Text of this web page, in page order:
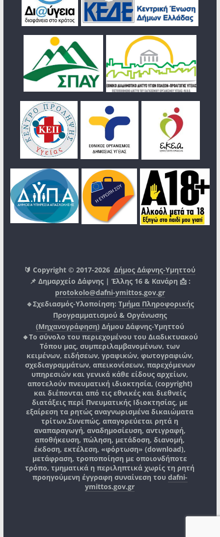
🔰 Copyright © 2017-2026Δήμος Δάφνης-Υμηττού
📌 Δημαρχείο Δάφνης | Έλλης 16 & Κανάρη 📩 :
protokolo@dafni-ymittos.gov.gr
🔹Σχεδιασμός-Υλοποίηση: Τμήμα Πληροφορικής
Προγραμματισμού & Οργάνωσης
(Μηχανογράφηση) Δήμου Δάφνης-Υμηττού
🔸Το σύνολο του περιεχομένου του Διαδικτυακού
Τόπου μας, συμπεριλαμβανομένων, των
κειμένων, ειδήσεων, γραφικών, φωτογραφιών,
σχεδιαγραμμάτων, απεικονίσεων, παρεχόμενων
υπηρεσιών και γενικά κάθε είδους αρχείων,
αποτελούν πνευματική ιδιοκτησία, (copyright)
και διέπονται από τις εθνικές και διεθνείς
διατάξεις περί Πνευματικής Ιδιοκτησίας, με
εξαίρεση τα ρητώς αναγνωρισμένα δικαιώματα
τρίτων.Συνεπώς, απαγορεύεται ρητά η
αναπαραγωγή, αναδημοσίευση, αντιγραφή,
αποθήκευση, πώληση, μετάδοση, διανομή,
έκδοση, εκτέλεση, «φόρτωση» (download),
μετάφραση, τροποποίηση με οποιονδήποτε
τρόπο, τμηματικά η περιληπτικά χωρίς τη ρητή
προηγούμενη έγγραφη συναίνεση του dafni-
ymittos.gov.gr